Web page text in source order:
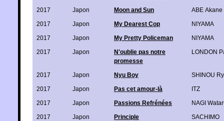
2017
Japon Moon and Sun
ABE Akane
2017
Japon My Dearest Cop
NIYAMA
2017
Japon My Pretty Policeman
NIYAMA
2017
Japon
N'oublie pas notre
promesse
LONDON
2017 Japon Nyu Boy
SHINOU
2017
Japon Pas cet amour-là
ITZ
2017
Japon Passions Refrénées
NAGI
2017
Japon Principle
SACHIMO